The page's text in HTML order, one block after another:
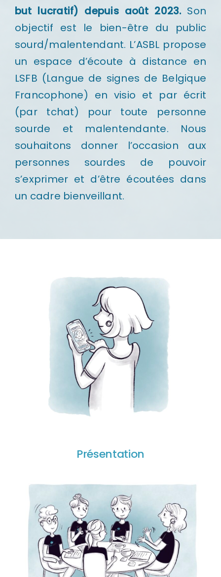
but lucratif) depuis août 2023. Son
objectif est le bien-être du public
sourd/malentendant. L’ASBL propose
un espace d’écoute à distance en
LSFB (Langue de signes de Belgique
Francophone) en visio et par écrit
(par tchat) pour toute personne
sourde et malentendante. Nous
souhaitons donner l’occasion aux
personnes sourdes de pouvoir
s’exprimer et d’être écoutées dans
un cadre bienveillant.
Présentation